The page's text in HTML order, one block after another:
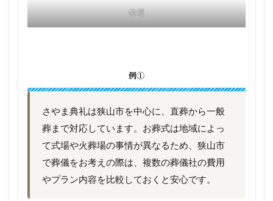
祭壇
例①
さやま典礼は狭山市を中心に、直葬から一般
葬まで対応しています。お葬式は地域によっ
て式場や火葬場の事情が異なるため、狭山市
で葬儀をお考えの際は、複数の葬儀社の費用
やプラン内容を比較しておくと安心です。